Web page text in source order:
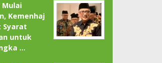
Mulai
Kemenhaj
Syarat
untuk
…